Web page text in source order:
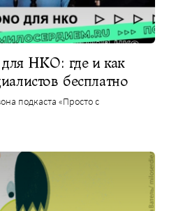
НКО: где и как
бесплатно
подкаста «Просто с